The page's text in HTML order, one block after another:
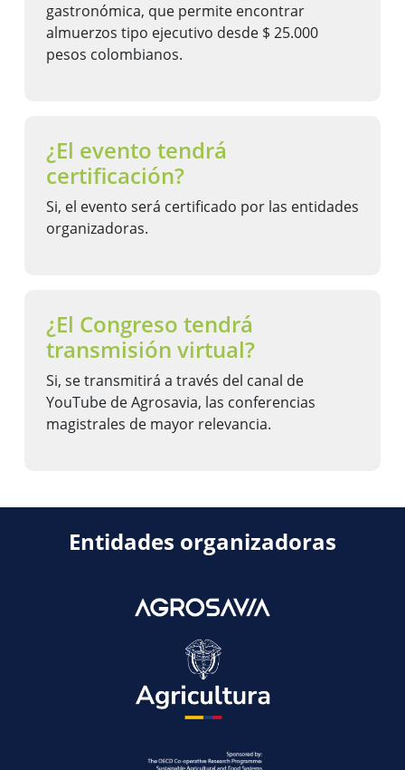
gastronómica, que permite encontrar
almuerzos tipo ejecutivo desde $ 25.000
pesos colombianos.
¿El evento tendrá
certificación?
Si, el evento será certificado por las entidades
organizadoras.
¿El Congreso tendrá
transmisión virtual?
Si, se transmitirá a través del canal de
YouTube de Agrosavia, las conferencias
magistrales de mayor relevancia.
Entidades organizadoras